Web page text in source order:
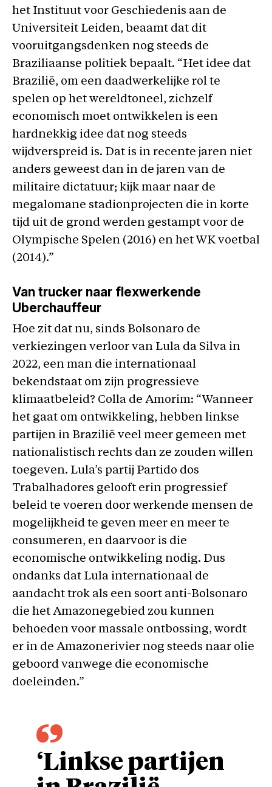
het Instituut voor Geschiedenis aan de
Universiteit Leiden, beaamt dat dit
vooruitgangsdenken nog steeds de
Braziliaanse politiek bepaalt. “Het idee dat
Brazilië, om een daadwerkelijke rol te
spelen op het wereldtoneel, zichzelf
economisch moet ontwikkelen is een
hardnekkig idee dat nog steeds
wijdverspreid is. Dat is in recente jaren niet
anders geweest dan in de jaren van de
militaire dictatuur; kijk maar naar de
megalomane stadionprojecten die in korte
tijd uit de grond werden gestampt voor de
Olympische Spelen (2016) en het WK voetbal
(2014).”
Van trucker naar flexwerkende
Uberchauffeur
Hoe zit dat nu, sinds Bolsonaro de
verkiezingen verloor van Lula da Silva in
2022, een man die internationaal
bekendstaat om zijn progressieve
klimaatbeleid? Colla de Amorim: “Wanneer
het gaat om ontwikkeling, hebben linkse
partijen in Brazilië veel meer gemeen met
nationalistisch rechts dan ze zouden willen
toegeven. Lula’s partij Partido dos
Trabalhadores gelooft erin progressief
beleid te voeren door werkende mensen de
mogelijkheid te geven meer en meer te
consumeren, en daarvoor is die
economische ontwikkeling nodig. Dus
ondanks dat Lula internationaal de
aandacht trok als een soort anti-Bolsonaro
die het Amazonegebied zou kunnen
behoeden voor massale ontbossing, wordt
er in de Amazonerivier nog steeds naar olie
geboord vanwege die economische
doeleinden.”
‘Linkse partijen